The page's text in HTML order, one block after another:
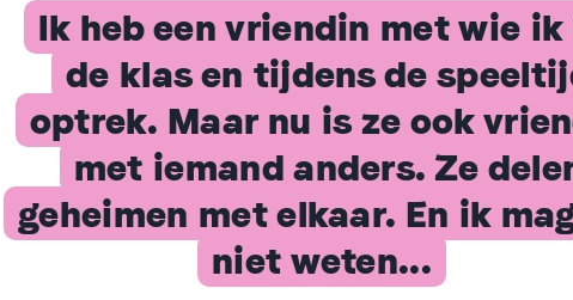
Ik heb een vriendin met wie ik
de klas en tijdens de
optrek. Maar nu is ze ook
met iemand anders. Ze
geheimen met elkaar. En ik
niet weten...